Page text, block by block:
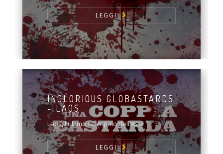
LEGGI
INGLORIOUS GLOBASTARDS
- LAOS
Laos, l'ultimo scampolo dell'Asia
LEGGI